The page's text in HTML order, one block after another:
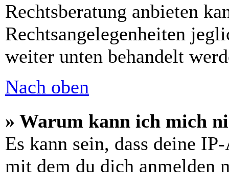
Rechtsberatung anbieten
Rechtsangelegenheiten
weiter unten behandelt
Nach oben
» Warum kann ich mich
Es kann sein, dass deine
mit dem du dich anmelden